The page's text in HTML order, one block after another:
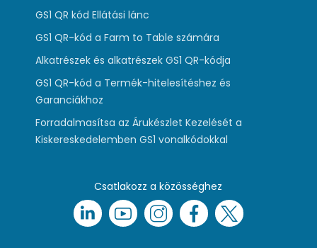
GS1 QR kód Ellátási lánc
GS1 QR-kód a Farm to Table számára
Alkatrészek és alkatrészek GS1 QR-kódja
GS1 QR-kód a Termék-hitelesítéshez és
Garanciákhoz
Forradalmasítsa az Árukészlet Kezelését a
Kiskereskedelemben GS1 vonalkódokkal
Csatlakozz a közösséghez